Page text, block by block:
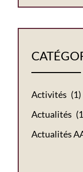
Activités (1)
Actualités
Actualités